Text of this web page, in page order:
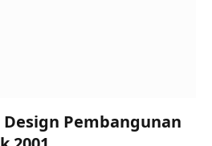
Design Pembangunan